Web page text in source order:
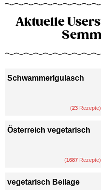
Aktuelle
Schwammerlgulasch
(23 Rezepte)
Österreich vegetarisch
(1687 Rezepte)
vegetarisch Beilage